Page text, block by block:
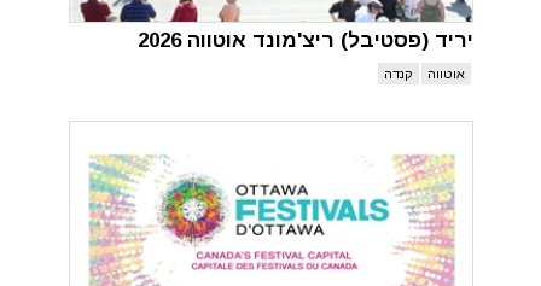
יריד (פסטיבל) ריצ'מונד אוטווה 2026
אוטווה קנדה